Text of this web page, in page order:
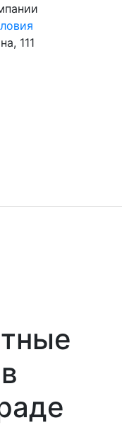
111